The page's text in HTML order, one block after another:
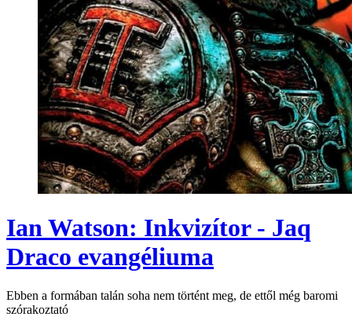
Ian Watson: Inkvizítor - Jaq
Draco evangéliuma
Ebben a formában talán soha nem történt meg, de ettől még baromi
szórakoztató